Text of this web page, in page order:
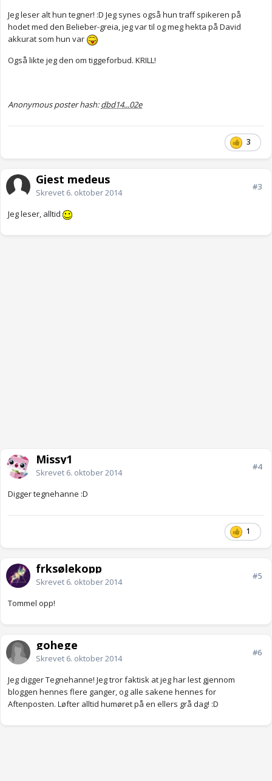
Jeg leser alt hun tegner! :D Jeg synes også hun traff spikeren på
hodet med den Belieber-greia, jeg var til og meg hekta på David
akkurat som hun var
Også likte jeg den om tiggeforbud. KRILL!
Anonymous poster hash:dbd14...02e
3
Gjest medeus
Skrevet 6. oktober 2014
#3
Jeg leser, alltid
Missy1
Skrevet 6. oktober 2014
#4
Digger tegnehanne :D
1
frksølekopp
Skrevet 6. oktober 2014
#5
Tommel opp!
gohege
Skrevet 6. oktober 2014
#6
Jeg digger Tegnehanne! Jeg tror faktisk at jeg har lest gjennom
bloggen hennes flere ganger, og alle sakene hennes for
Aftenposten. Løfter alltid humøret på en ellers grå dag! :D